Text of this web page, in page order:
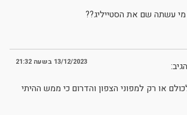
עשתה שם את הסטייליג??
הגיב: 13/12/2023 בשעה 21:32
או רק למפוני הצפון והדרום כי ממש ההיתי